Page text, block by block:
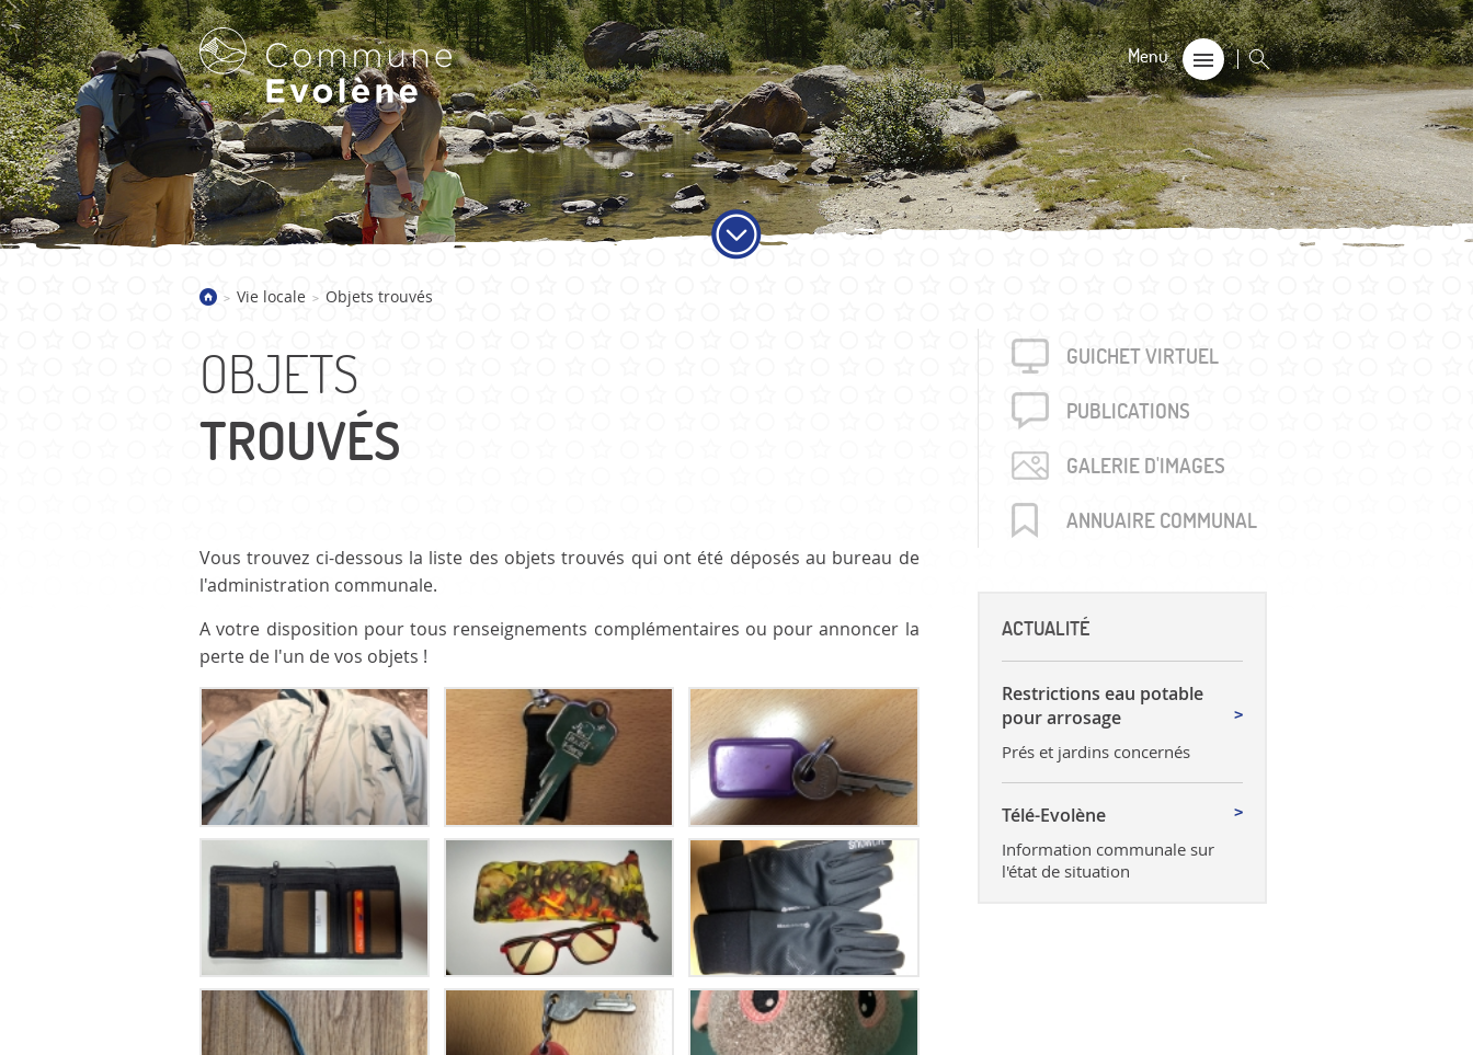
LA COMMUNE D'EVOLÈNE
Villages
Actualités
Historique
ADMINISTRATION VIE LOCALE
Objets trouvés
Carte jounalière dégriffée commune
Sociétés locales
CULTURE ET PATRIMOINE
Patrimoine
Manifestations
Paroisse
PRATIQUE
Guichet virtuel
Energie
Cartographie / SIT
Gestion des déchets
Liste de liens
> Vie locale > Objets trouvés
OBJETS
TROUVÉS
Vous trouvez ci-dessous la liste des objets trouvés qui ont été déposés au bureau de
l'administration communale.
A votre disposition pour tous renseignements complémentaires ou pour annoncer la
perte de l'un de vos objets !
GUICHET VIRTUEL
PUBLICA­TIONS
GALERIE D'IMAGES
ANNUAIRE COMMUNAL
ACTUALITÉ
Restrictions eau potable
pour arrosage
Prés et jardins concernés
Télé-Evolène
Information communale sur
l'état de situation